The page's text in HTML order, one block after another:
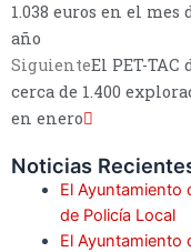
1.038 euros en el mes
año
SiguienteEl PET-
cerca de 1.400
en enero
Noticias
El Ayuntamiento
de Policía Local
El Ayuntamiento